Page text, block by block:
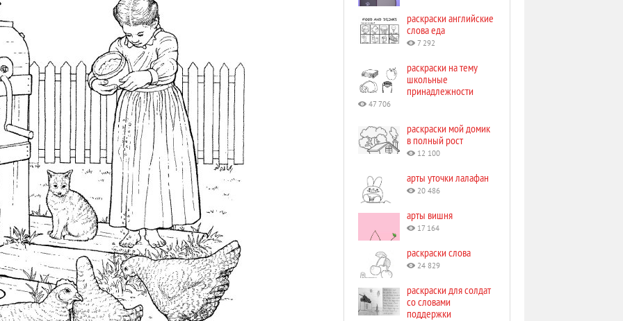
раскраски английские
слова еда
7 292
раскраски на тему
школьные
принадлежности
47 706
раскраски мой домик
в полный рост
12 100
арты уточки лалафан
20 486
арты вишня
17 164
раскраски слова
24 829
раскраски для солдат
со словами
поддержки